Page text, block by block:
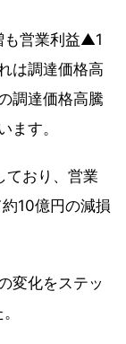
も営業利益▲1
は調達価格高
調達価格高騰
ます。
ており、営業
10億円の減損
変化をステッ